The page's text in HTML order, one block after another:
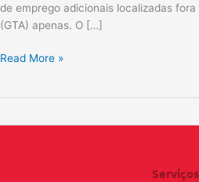
de emprego adicionais localizadas
(GTA) apenas. O […]
Read More »
Serviços